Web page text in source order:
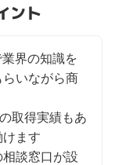
ント
界の知識を
いながら商
取得実績もあ
ます
談窓口が設